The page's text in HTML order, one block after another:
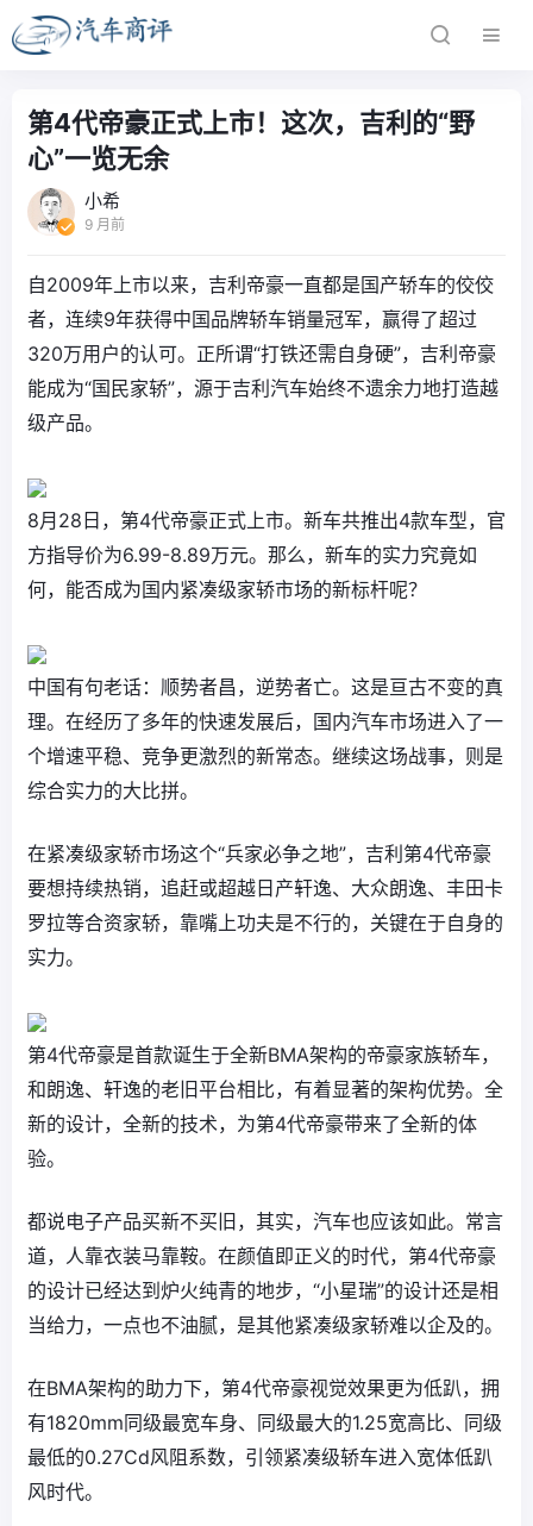
第4代帝豪正式上市！这次，吉利的“野
心”一览无余
小希
9 月前
自2009年上市以来，吉利帝豪一直都是国产轿车的佼佼
者，连续9年获得中国品牌轿车销量冠军，赢得了超过
320万用户的认可。正所谓“打铁还需自身硬”，吉利帝豪
能成为“国民家轿”，源于吉利汽车始终不遗余力地打造越
级产品。
8月28日，第4代帝豪正式上市。新车共推出4款车型，官
方指导价为6.99-8.89万元。那么，新车的实力究竟如
何，能否成为国内紧凑级家轿市场的新标杆呢？
中国有句老话：顺势者昌，逆势者亡。这是亘古不变的真
理。在经历了多年的快速发展后，国内汽车市场进入了一
个增速平稳、竞争更激烈的新常态。继续这场战事，则是
综合实力的大比拼。
在紧凑级家轿市场这个“兵家必争之地”，吉利第4代帝豪
要想持续热销，追赶或超越日产轩逸、大众朗逸、丰田卡
罗拉等合资家轿，靠嘴上功夫是不行的，关键在于自身的
实力。
第4代帝豪是首款诞生于全新BMA架构的帝豪家族轿车，
和朗逸、轩逸的老旧平台相比，有着显著的架构优势。全
新的设计，全新的技术，为第4代帝豪带来了全新的体
验。
都说电子产品买新不买旧，其实，汽车也应该如此。常言
道，人靠衣装马靠鞍。在颜值即正义的时代，第4代帝豪
的设计已经达到炉火纯青的地步，“小星瑞”的设计还是相
当给力，一点也不油腻，是其他紧凑级家轿难以企及的。
在BMA架构的助力下，第4代帝豪视觉效果更为低趴，拥
有1820mm同级最宽车身、同级最大的1.25宽高比、同级
最低的0.27Cd风阻系数，引领紧凑级轿车进入宽体低趴
风时代。